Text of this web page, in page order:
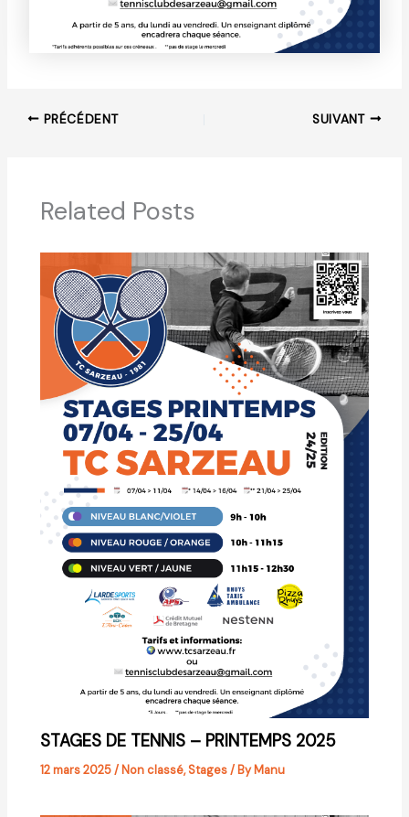
PRÉCÉDENT SUIVANT
Related Posts
STAGES DE TENNIS – PRINTEMPS 2025
12 mars 2025/ Non classé,Stages/ ByManu